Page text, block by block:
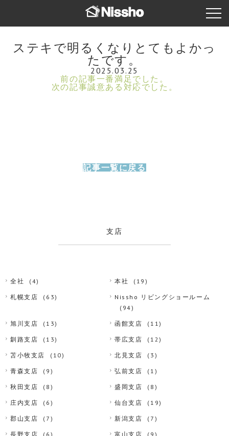
ステキで明るくなりとてもよかっ
たです。
2025.03.25
前の記事一番満足でした。
次の記事誠意ある対応でした。
記事一覧に戻る
支店
全社 (4) 本社 (19)
札幌支店 (63)
Nissho リビングショールーム
(94)
旭川支店 (13) 函館支店 (11)
釧路支店 (13) 帯広支店 (12)
苫小牧支店 (10) 北見支店 (3)
青森支店 (9) 弘前支店 (1)
秋田支店 (8) 盛岡支店 (8)
庄内支店 (6) 仙台支店 (19)
郡山支店 (7) 新潟支店 (7)
長野支店 (6) 富山支店 (9)